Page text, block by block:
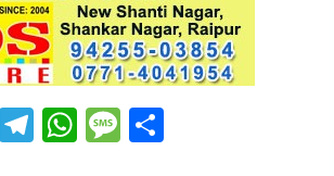
EmailTelegram
WhatsApp
Message